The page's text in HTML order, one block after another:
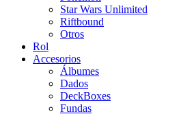
Star Wars Unlimited
Riftbound
Otros
Rol
Accesorios
Álbumes
Dados
DeckBoxes
Fundas